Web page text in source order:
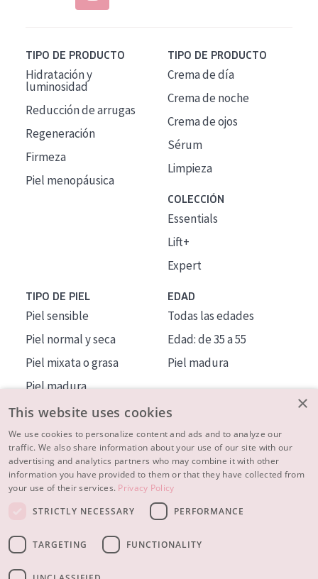
TIPO DE PRODUCTO
Hidratación y
luminosidad
Reducción de arrugas
Regeneración
Firmeza
Piel menopáusica
TIPO DE PRODUCTO
Crema de día
Crema de noche
Crema de ojos
Sérum
Limpieza
COLECCIÓN
Essentials
Lift+
Expert
TIPO DE PIEL
Piel sensible
Piel normal y seca
Piel mixata o grasa
Piel madura
Piel expuesta al sol
Piel menopáusica
EDAD
Todas las edades
Edad: de 35 a 55
Piel madura
MÁS SOBRE NOSOTROS
INSPIRACIÓN
CONTACTO
© 2023 - 2026 Diadermine
×
This website uses cookies
We use cookies to personalize content and ads and to analyze our
traffic. We also share information about your use of our site with our
advertising and analytics partners who may combine it with other
information you have provided to them or that they have collected from
your use of their services. Privacy Policy
STRICTLY NECESSARY
PERFORMANCE
TARGETING FUNCTIONALITY